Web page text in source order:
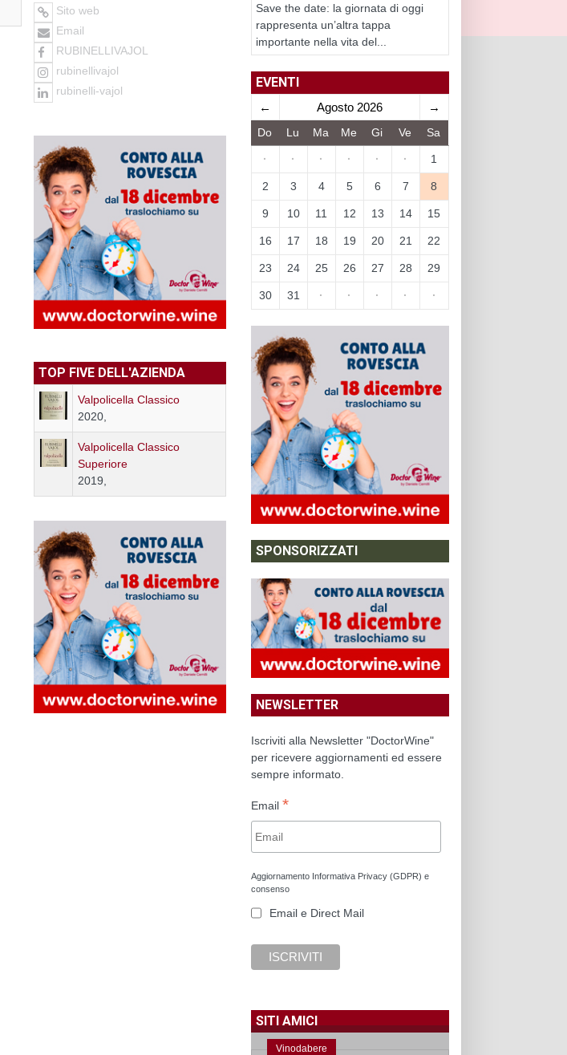
Sito web
Email
RUBINELLIVAJOL
rubinellivajol
rubinelli-vajol
TOP FIVE DELL'AZIENDA
Valpolicella Classico
2020,
Valpolicella Classico
Superiore
2019,
Save the date: la giornata di oggi
rappresenta un’altra tappa
importante nella vita del...
EVENTI
← Agosto 2026 →
Do Lu Ma Me Gi Ve Sa
· · · · · · 1
2 3 4 5 6 7 8
9 10 11 12 13 14 15
16 17 18 19 20 21 22
23 24 25 26 27 28 29
30 31 · · · · ·
SPONSORIZZATI
NEWSLETTER
Iscriviti alla Newsletter "DoctorWine"
per ricevere aggiornamenti ed essere
sempre informato.
Email *
Aggiornamento Informativa Privacy (GDPR) e
consenso
Email e Direct Mail
SITI AMICI
Vinodabere